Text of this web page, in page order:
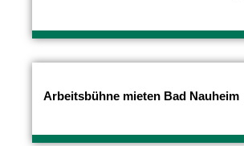
Arbeitsbühne mieten Bad Nauheim